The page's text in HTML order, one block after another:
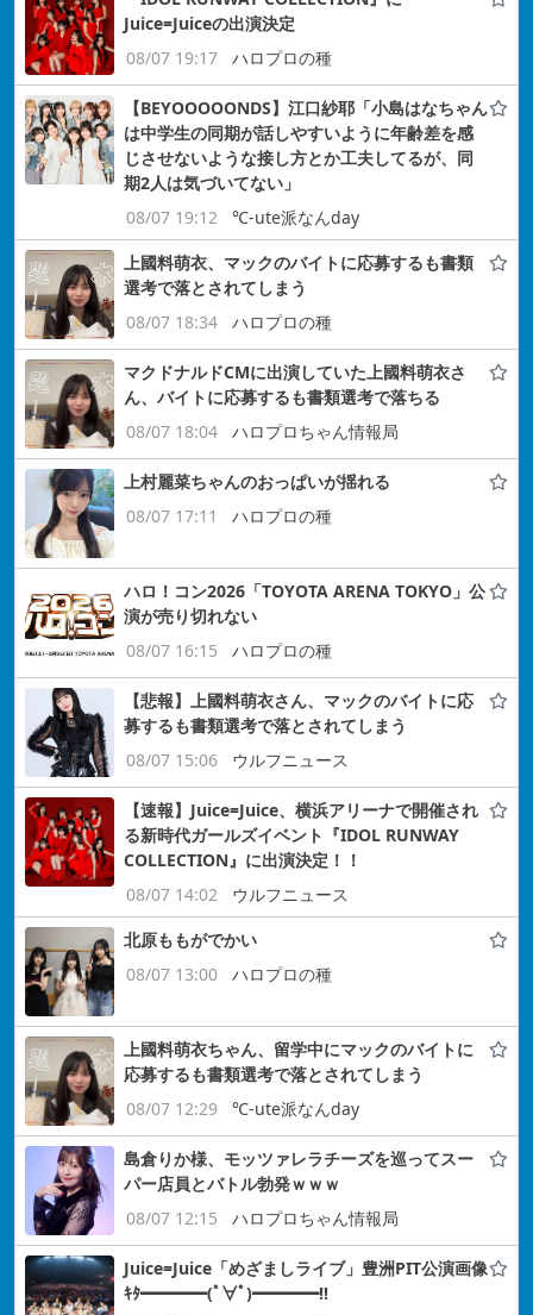
Juice=Juiceの出演決定
08/07 19:17
ハロプロの種
【BEYOOOOONDS】江口紗耶「小島はなちゃん
は中学生の同期が話しやすいように年齢差を感
じさせないような接し方とか工夫してるが、同
期2人は気づいてない」
08/07 19:12
℃-ute派なんday
上國料萌衣、マックのバイトに応募するも書類
選考で落とされてしまう
08/07 18:34
ハロプロの種
マクドナルドCMに出演していた上國料萌衣さ
ん、バイトに応募するも書類選考で落ちる
08/07 18:04
ハロプロちゃん情報局
上村麗菜ちゃんのおっぱいが揺れる
08/07 17:11
ハロプロの種
ハロ！コン2026「TOYOTA ARENA TOKYO」公
演が売り切れない
08/07 16:15
ハロプロの種
【悲報】上國料萌衣さん、マックのバイトに応
募するも書類選考で落とされてしまう
08/07 15:06
ウルフニュース
【速報】Juice=Juice、横浜アリーナで開催され
る新時代ガールズイベント『IDOL RUNWAY
COLLECTION』に出演決定！！
08/07 14:02
ウルフニュース
北原ももがでかい
08/07 13:00
ハロプロの種
上國料萌衣ちゃん、留学中にマックのバイトに
応募するも書類選考で落とされてしまう
08/07 12:29
℃-ute派なんday
島倉りか様、モッツァレラチーズを巡ってスー
パー店員とバトル勃発ｗｗｗ
08/07 12:15
ハロプロちゃん情報局
Juice=Juice「めざましライブ」豊洲PIT公演画像
ｷﾀ━━━━(ﾟ∀ﾟ)━━━━!!